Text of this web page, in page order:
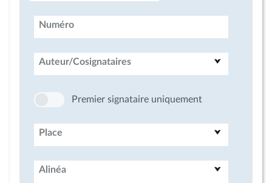
Numéro
Auteur/Cosignataires
Premier signataire uniquement
Place
Alinéa